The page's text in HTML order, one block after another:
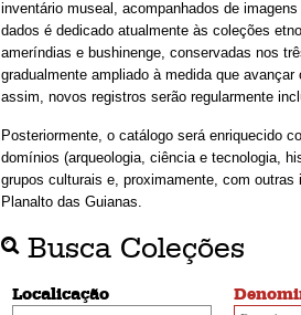
inventário museal, acompanhados de
dados é dedicado atualmente às coleções
ameríndias e bushinenge, conservadas nos
gradualmente ampliado à medida que
assim, novos registros serão regularmente
Posteriormente, o catálogo será enriquecido
domínios (arqueologia, ciência e tecnologia,
grupos culturais e, proximamente, com
Planalto das Guianas.
Busca Coleções
Localicação